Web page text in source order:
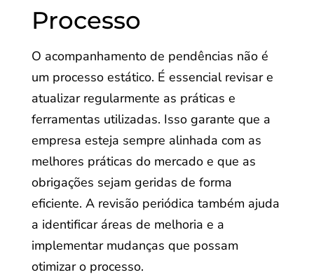
Processo
O acompanhamento de pendências não é
um processo estático. É essencial revisar e
atualizar regularmente as práticas e
ferramentas utilizadas. Isso garante que a
empresa esteja sempre alinhada com as
melhores práticas do mercado e que as
obrigações sejam geridas de forma
eficiente. A revisão periódica também ajuda
a identificar áreas de melhoria e a
implementar mudanças que possam
otimizar o processo.